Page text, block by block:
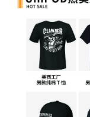
证，以备后续核查。